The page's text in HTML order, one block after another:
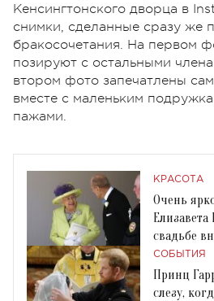
Кенсингтонского дворца в
снимки, сделанные сразу же
бракосочетания. На первом
позируют с остальными
втором фото запечатлены
вместе с маленьким
пажами.
КРАСОТА
Очень
свадьбе
СОБЫТИЯ
Принц
слезу,